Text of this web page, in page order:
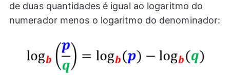
de duas quantidades é igual ao logaritmo do
numerador menos o logaritmo do denominador: